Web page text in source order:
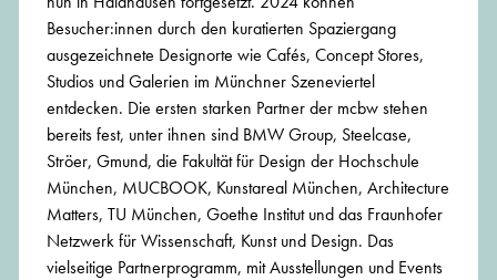
Besucher:innen durch den kuratierten Spaziergang
ausgezeichnete Designorte wie Cafés, Concept Stores,
Studios und Galerien im Münchner Szeneviertel
entdecken. Die ersten starken Partner der mcbw stehen
bereits fest, unter ihnen sind BMW Group, Steelcase,
Ströer, Gmund, die Fakultät für Design der Hochschule
München, MUCBOOK, Kunstareal München, Architecture
Matters, TU München, Goethe Institut und das Fraunhofer
Netzwerk für Wissenschaft, Kunst und Design. Das
vielseitige Partnerprogramm, mit Ausstellungen und Events